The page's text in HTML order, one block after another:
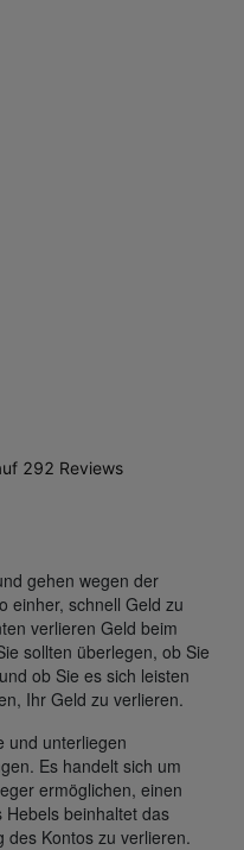
gehen wegen der
einher, schnell Geld zu
verlieren Geld beim
sollten überlegen, ob Sie
ob Sie es sich leisten
Ihr Geld zu verlieren.
und unterliegen
Es handelt sich um
ermöglichen, einen
Hebels beinhaltet das
des Kontos zu verlieren.